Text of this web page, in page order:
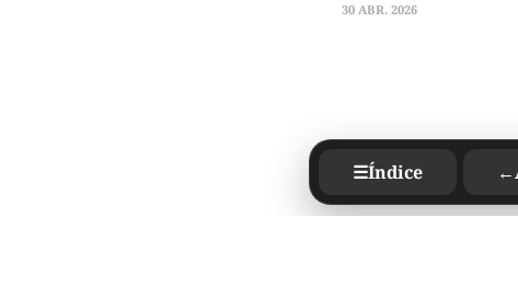
☰Índice ←
30 ABR. 2026